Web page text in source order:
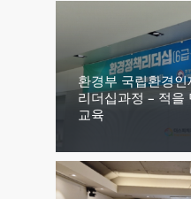
환경부 국립환경
리더십과정 – 적을
교육